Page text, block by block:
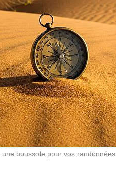
boussole pour vos randonnées